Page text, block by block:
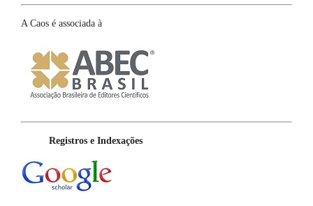
A Caos é associada à
Registros e Indexações